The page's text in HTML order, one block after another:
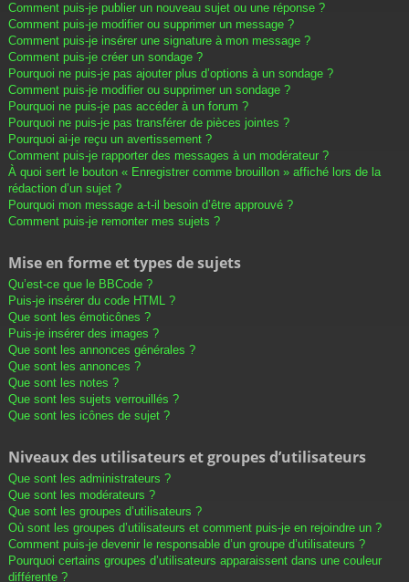
Comment puis-je publier un nouveau sujet ou une réponse ?
Comment puis-je modifier ou supprimer un message ?
Comment puis-je insérer une signature à mon message ?
Comment puis-je créer un sondage ?
Pourquoi ne puis-je pas ajouter plus d’options à un sondage ?
Comment puis-je modifier ou supprimer un sondage ?
Pourquoi ne puis-je pas accéder à un forum ?
Pourquoi ne puis-je pas transférer de pièces jointes ?
Pourquoi ai-je reçu un avertissement ?
Comment puis-je rapporter des messages à un modérateur ?
À quoi sert le bouton « Enregistrer comme brouillon » affiché lors de la
rédaction d’un sujet ?
Pourquoi mon message a-t-il besoin d’être approuvé ?
Comment puis-je remonter mes sujets ?
Mise en forme et types de sujets
Qu’est-ce que le BBCode ?
Puis-je insérer du code HTML ?
Que sont les émoticônes ?
Puis-je insérer des images ?
Que sont les annonces générales ?
Que sont les annonces ?
Que sont les notes ?
Que sont les sujets verrouillés ?
Que sont les icônes de sujet ?
Niveaux des utilisateurs et groupes d’utilisateurs
Que sont les administrateurs ?
Que sont les modérateurs ?
Que sont les groupes d’utilisateurs ?
Où sont les groupes d’utilisateurs et comment puis-je en rejoindre un ?
Comment puis-je devenir le responsable d’un groupe d’utilisateurs ?
Pourquoi certains groupes d’utilisateurs apparaissent dans une couleur
différente ?